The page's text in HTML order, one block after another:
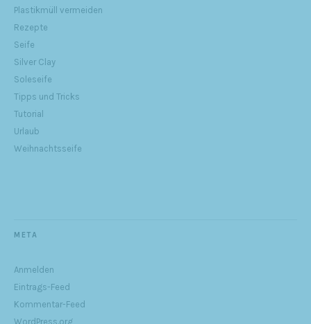
Plastikmüll vermeiden
Rezepte
Seife
Silver Clay
Soleseife
Tipps und Tricks
Tutorial
Urlaub
Weihnachtsseife
META
Anmelden
Eintrags-Feed
Kommentar-Feed
WordPress.org